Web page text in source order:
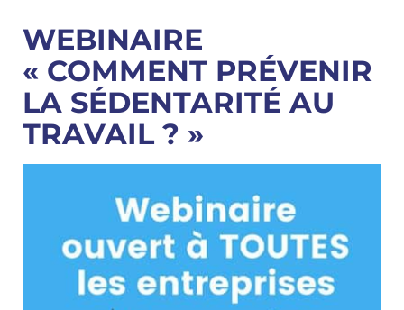
WEBINAIRE
« COMMENT PRÉVENIR
LA SÉDENTARITÉ AU
TRAVAIL ? »